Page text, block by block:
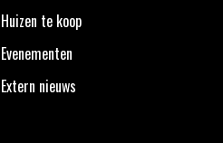
Huizen te koop
Evenementen
Extern nieuws